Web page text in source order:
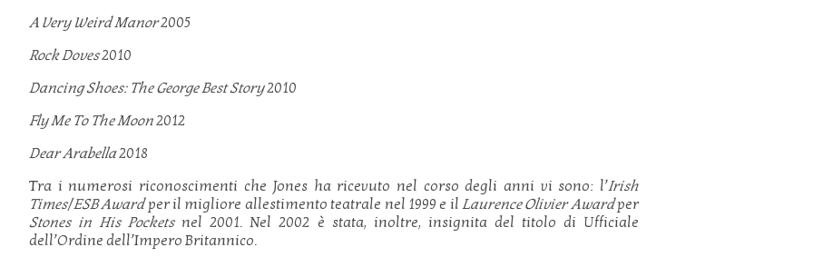
A Very Weird Manor2005
Rock Doves2010
Dancing Shoes: The George Best Story2010
Fly Me To The Moon2012
Dear Arabella2018
Tra i numerosi riconoscimenti che Jones ha ricevuto nel corso degli anni vi sono: l’Irish
Times/ESB Awardper il migliore allestimento teatrale nel 1999 e il Laurence Olivier Awardper
Stones in His Pockets nel 2001. Nel 2002 è stata, inoltre, insignita del titolo di Ufficiale
dell’Ordine dell’Impero Britannico.